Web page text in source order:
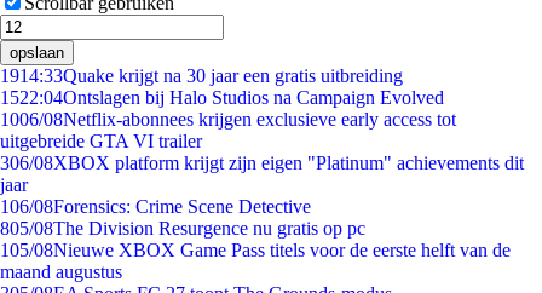
opslaan
1914:33Quake krijgt na 30 jaar een gratis uitbreiding
1522:04Ontslagen bij Halo Studios na Campaign Evolved
1006/08Netflix-abonnees krijgen exclusieve early access tot
uitgebreide GTA VI trailer
306/08XBOX platform krijgt zijn eigen "Platinum" achievements dit
jaar
106/08Forensics: Crime Scene Detective
805/08The Division Resurgence nu gratis op pc
105/08Nieuwe XBOX Game Pass titels voor de eerste helft van de
maand augustus